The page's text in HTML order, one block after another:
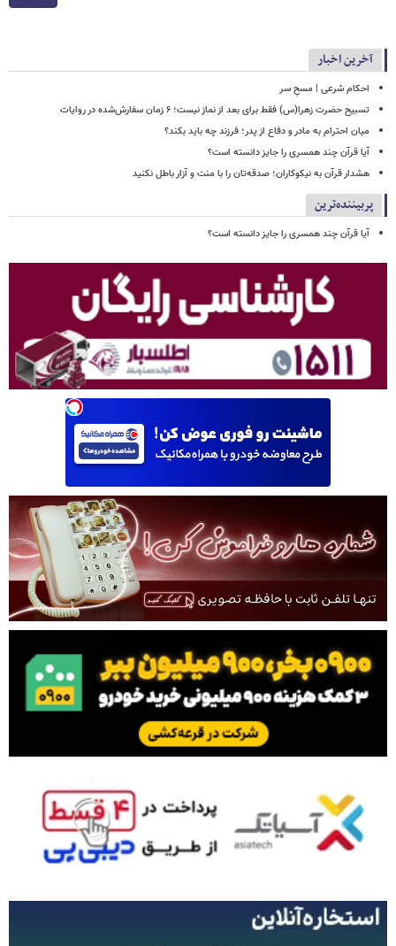
آخرین اخبار
احکام شرعی | مسحِ سر
تسبیح حضرت زهرا(س) فقط برای بعد از نماز نیست؛ ۶ زمان سفارش‌شده در روایات
میان احترام به مادر و دفاع از پدر؛ فرزند چه باید بکند؟
آیا قرآن چند همسری را جایز دانسته است؟
هشدار قرآن به نیکوکاران؛ صدقه‌تان را با منت و آزار باطل نکنید
پربیننده‌ترین
آیا قرآن چند همسری را جایز دانسته است؟